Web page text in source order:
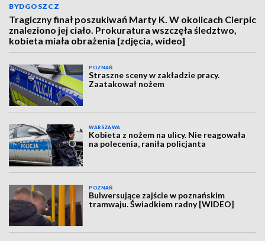
BYDGOSZCZ
Tragiczny finał poszukiwań Marty K. W okolicach Cierpic
znaleziono jej ciało. Prokuratura wszczęła śledztwo,
kobieta miała obrażenia [zdjęcia, wideo]
POZNAŃ
Straszne sceny w zakładzie pracy.
Zaatakował nożem
WARSZAWA
Kobieta z nożem na ulicy. Nie reagowała
na polecenia, raniła policjanta
POZNAŃ
Bulwersujące zajście w poznańskim
tramwaju. Świadkiem radny [WIDEO]